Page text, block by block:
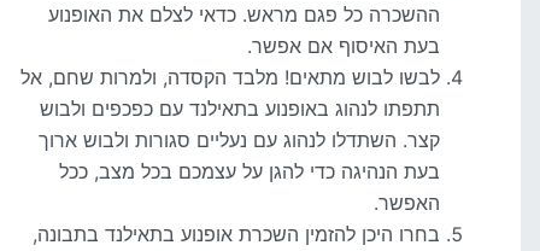
ההשכרה כל פגם מראש. כדאי לצלם את האופנוע
בעת האיסוף אם אפשר.
לבשו לבוש מתאים! מלבד הקסדה, ולמרות שחם, אל
תתפתו לנהוג באופנוע בתאילנד עם כפכפים ולבוש
קצר. השתדלו לנהוג עם נעליים סגורות ולבוש ארוך
בעת הנהיגה כדי להגן על עצמכם בכל מצב, ככל
האפשר.
בחרו היכן להזמין השכרת אופנוע בתאילנד בתבונה,